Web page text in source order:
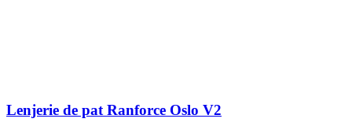
Lenjerie de pat Ranforce Oslo V2